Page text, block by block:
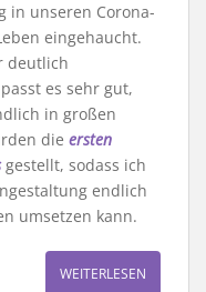
in unseren Corona-
eingehaucht.
deutlich
es sehr gut,
in großen
die ersten
gestellt, sodass ich
endlich
umsetzen kann.
WEITERLESEN